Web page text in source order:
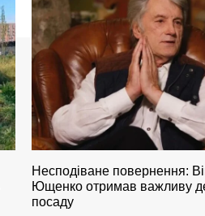
Несподіване повернення:
Ющенко отримав важливу
посаду